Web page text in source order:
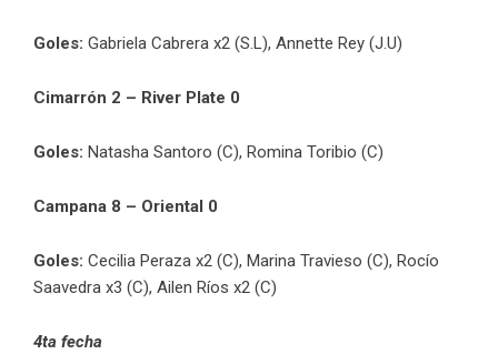
Goles: Gabriela Cabrera x2 (S.L), Annette Rey (J.U)
Cimarrón 2 – River Plate 0
Goles: Natasha Santoro (C), Romina Toribio (C)
Campana 8 – Oriental 0
Goles: Cecilia Peraza x2 (C), Marina Travieso (C), Rocío
Saavedra x3 (C), Ailen Ríos x2 (C)
4ta fecha